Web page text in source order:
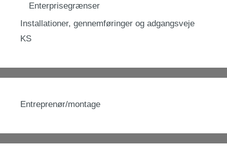
Enterprisegrænser
Installationer, gennemføringer og adgangsveje
KS
Entreprenør/montage